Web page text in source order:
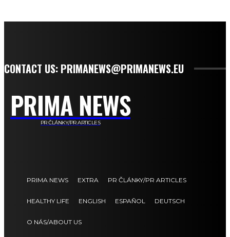
CONTACT US: PRIMANEWS@PRIMANEWS.EU
PRIMA NEWS
PR ČLÁNKY/PR ARTICLES
PRIMA NEWS EXTRA PR ČLÁNKY/PR ARTICLES
HEALTHY LIFE ENGLISH ESPAÑOL DEUTSCH
O NÁS/ABOUT US